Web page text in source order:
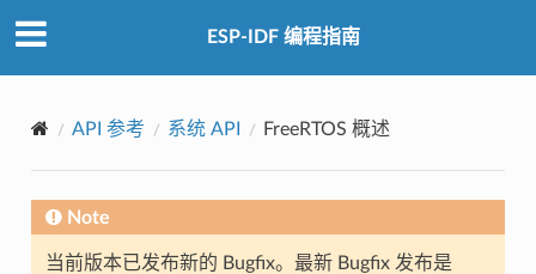
ESP-IDF 编程指南
API 参考 系统 API FreeRTOS 概述
Note
当前版本已发布新的 Bugfix。最新 Bugfix 发布是